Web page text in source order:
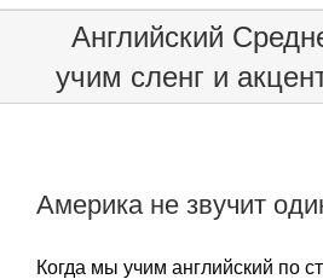
Английский
учим сленг и
Америка не звучит
Когда мы учим английский по